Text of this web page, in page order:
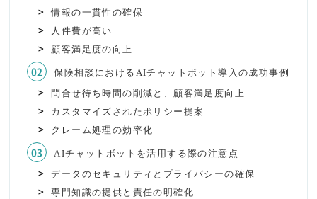
情報の一貫性の確保
人件費が高い
顧客満足度の向上
保険相談におけるAIチャットボット導入の成功事例
問合せ待ち時間の削減と、顧客満足度向上
カスタマイズされたポリシー提案
クレーム処理の効率化
AIチャットボットを活用する際の注意点
データのセキュリティとプライバシーの確保
専門知識の提供と責任の明確化